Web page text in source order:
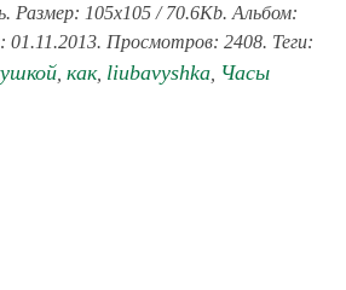
Размер: 105x105 / 70.6Kb. Альбом:
01.11.2013. Просмотров: 2408. Теги:
как, liubavyshka Часы